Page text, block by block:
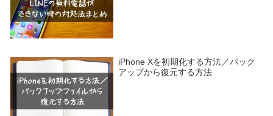
iPhone Xを初期化する方法／バック
アップから復元する方法